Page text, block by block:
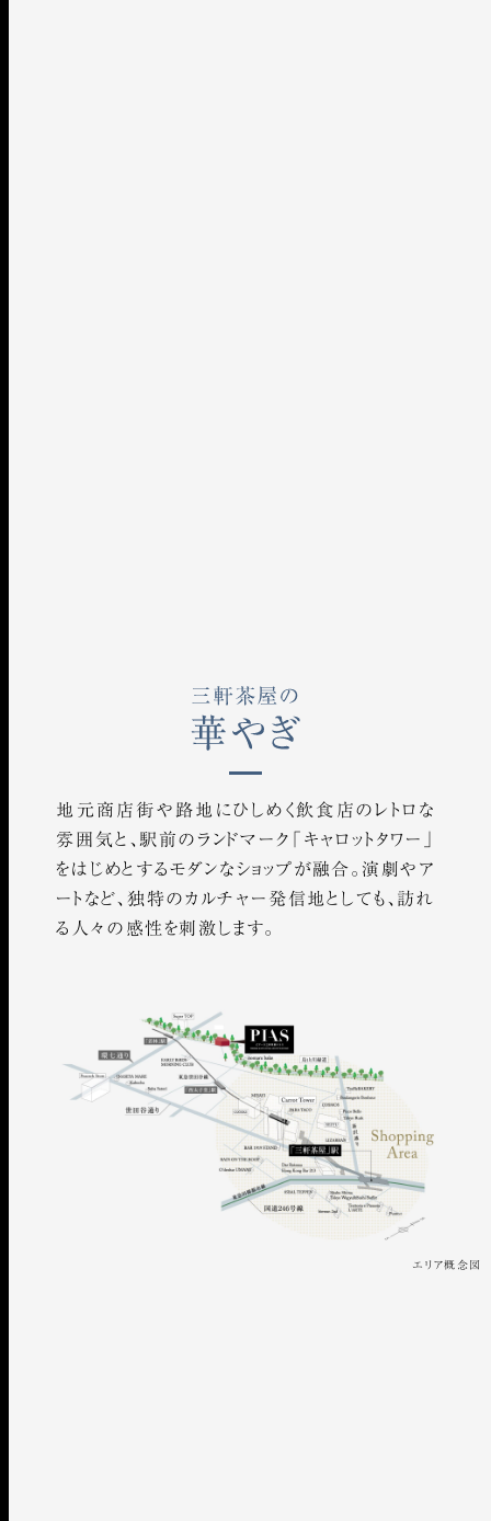
地元商店街や路地にひしめく飲食店のレトロな
雰囲気と、駅前のランドマーク「キャロットタワー」
をはじめとするモダンなショップが融合。演劇やア
ートなど、独特のカルチャー発信地としても、訪れ
る人々の感性を刺激します。
エリア概念図